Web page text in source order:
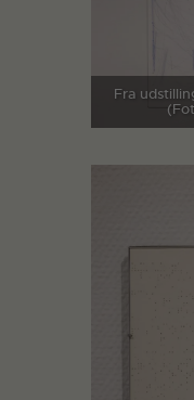
Fra